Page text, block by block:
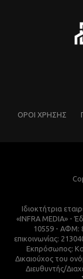
ΌΡΟΙ ΧΡΗΣΗΣ
Ιδιοκτήτρια
«INFRA MEDIA» -
10559 - ΑΦΜ:
επικοινωνίας:
Εκπρόσωπος:
Δικαιούχος του
Διευθυντής/